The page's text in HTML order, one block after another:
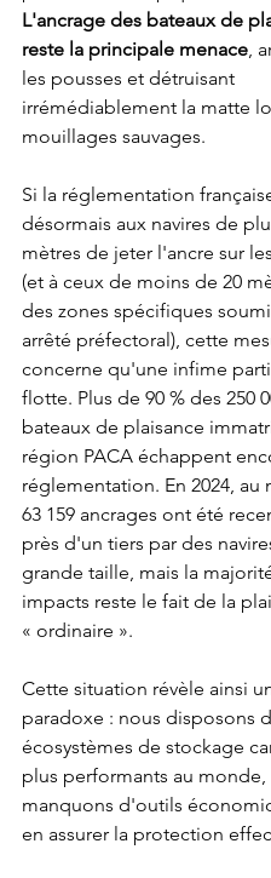
L'ancrage des bateaux de
reste la principale menace,
les pousses et détruisant
irrémédiablement la matte
mouillages sauvages.
Si la réglementation
désormais aux navires de
mètres de jeter l'ancre sur
(et à ceux de moins de 20
des zones spécifiques
arrêté préfectoral), cette
concerne qu'une infime
flotte. Plus de 90 % des 250
bateaux de plaisance
région PACA échappent
réglementation. En 2024, au
63 159 ancrages ont été
près d'un tiers par des
grande taille, mais la
impacts reste le fait de la
« ordinaire ».
Cette situation révèle ainsi
paradoxe : nous disposons
écosystèmes de stockage
plus performants au monde,
manquons d'outils
en assurer la protection